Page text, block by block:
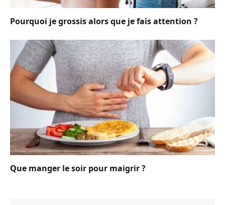
Pourquoi je grossis alors que je fais attention ?
Que manger le soir pour maigrir ?